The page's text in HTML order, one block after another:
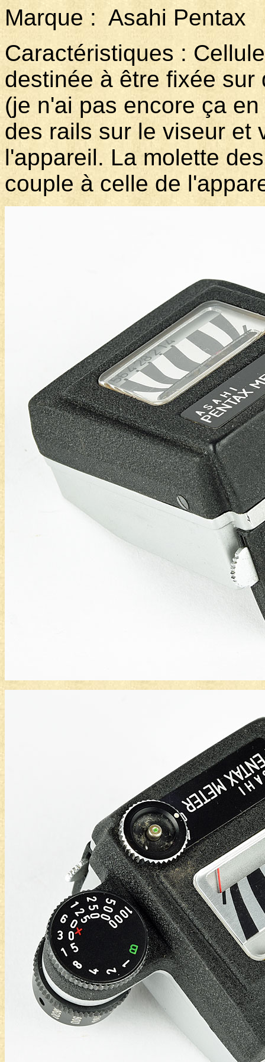
Marque : Asahi
Caractéristiques :
destinée à être fixée
(je n'ai pas encore ça
des rails sur le viseur et
l'appareil. La molette
couple à celle de